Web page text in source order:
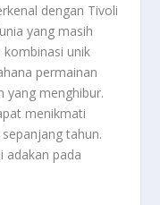
dengan Tivoli
yang masih
unik
permainan
yang menghibur.
menikmati
tahun.
adakan pada